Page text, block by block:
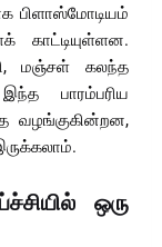
பிளாஸ்மோடியம்
காட்டியுள்ளன.
மஞ்சள் கலந்த
பாரம்பரிய
வழங்குகின்றன,
ஒரு